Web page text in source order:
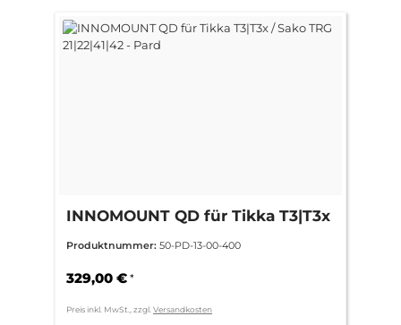
INNOMOUNT QD für Tikka T3|T3x
Produktnummer: 50-PD-13-00-400
329,00 € *
Preis inkl. MwSt., zzgl. Versandkosten